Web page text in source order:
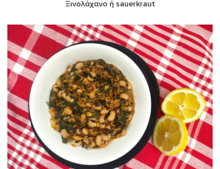
Ξινολάχανο ή sauerkraut